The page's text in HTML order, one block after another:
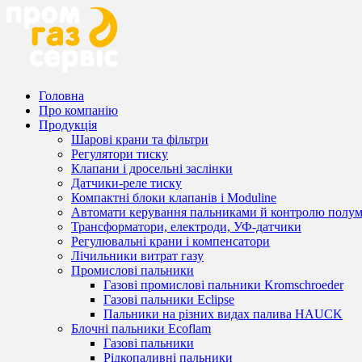
Головна
Про компанію
Продукція
Шарові крани та фільтри
Регулятори тиску
Клапани і дросельні заслінки
Датчики-реле тиску
Компактні блоки клапанів і Moduline
Автомати керування пальниками й контролю
Трансформатори, електроди, УФ-датчики
Регулювальні крани і компенсатори
Лічильники витрат газу
Промислові пальники
Газові промислові пальники Kromschroeder
Газові пальники Eclipse
Пальники на різних видах палива HAUCK
Блочні пальники Ecoflam
Газові пальники
Рідкопаливні пальники